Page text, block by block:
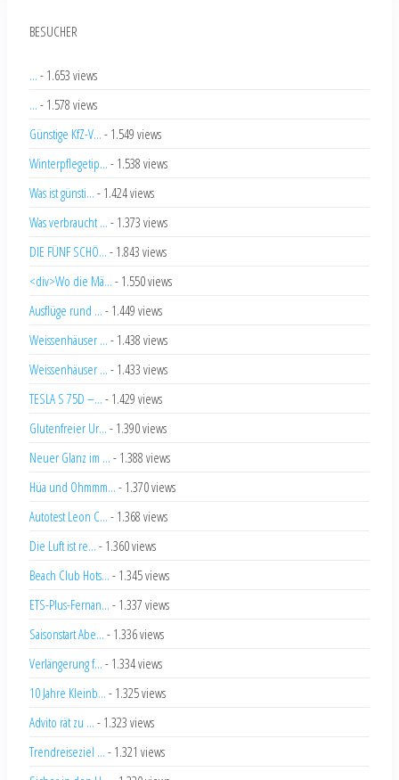
BESUCHER
... - 1.653 views
... - 1.578 views
Günstige KfZ-V... - 1.549 views
Winterpflegetip... - 1.538 views
Was ist günsti... - 1.424 views
Was verbraucht ... - 1.373 views
DIE FÜNF SCHÖ... - 1.843 views
<div>Wo die Mä... - 1.550 views
Ausflüge rund ... - 1.449 views
Weissenhäuser ... - 1.438 views
Weissenhäuser ... - 1.433 views
TESLA S 75D –... - 1.429 views
Glutenfreier Ur... - 1.390 views
Neuer Glanz im ... - 1.388 views
Hüa und Ohmmm... - 1.370 views
Autotest Leon C... - 1.368 views
Die Luft ist re... - 1.360 views
Beach Club Hots... - 1.345 views
ETS-Plus-Fernan... - 1.337 views
Saisonstart Abe... - 1.336 views
Verlängerung f... - 1.334 views
10 Jahre Kleinb... - 1.325 views
Advito rät zu ... - 1.323 views
Trendreiseziel ... - 1.321 views